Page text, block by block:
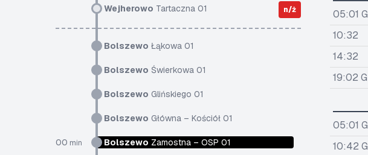
Wejherowo Tartaczna 01 n/ż
Bolszewo Łąkowa 01
Bolszewo Świerkowa 01
Bolszewo Glińskiego 01
Bolszewo Główna – Kościół 01
00 min Bolszewo Zamostna – OSP 01
05:01 G
10:32
14:32
19:02 G
05:01 G
10:42 G